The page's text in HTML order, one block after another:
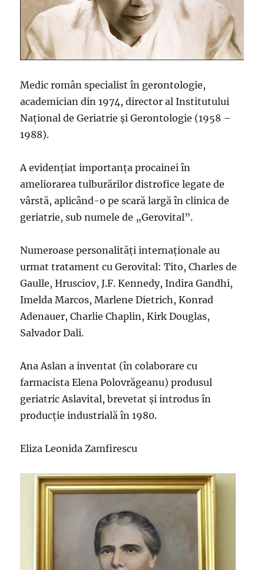
Medic român specialist în gerontologie,
academician din 1974, director al Institutului
Național de Geriatrie și Gerontologie (1958 –
1988).
A evidențiat importanța procainei în
ameliorarea tulburărilor distrofice legate de
vârstă, aplicând-o pe scară largă în clinica de
geriatrie, sub numele de „Gerovital”.
Numeroase personalități internaționale au
urmat tratament cu Gerovital: Tito, Charles de
Gaulle, Hrusciov, J.F. Kennedy, Indira Gandhi,
Imelda Marcos, Marlene Dietrich, Konrad
Adenauer, Charlie Chaplin, Kirk Douglas,
Salvador Dali.
Ana Aslan a inventat (în colaborare cu
farmacista Elena Polovrăgeanu) produsul
geriatric Aslavital, brevetat și introdus în
producție industrială în 1980.
Eliza Leonida Zamfirescu